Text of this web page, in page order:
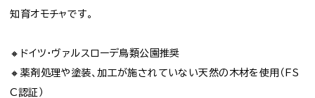
知育オモチャです。
🔸ドイツ・ヴァルスローデ鳥類公園推奨
🔸薬剤処理や塗装、加工が施されていない天然の木材を使用（FS
C認証）